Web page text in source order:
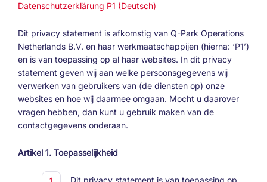
Datenschutzerklärung P1 (Deutsch)
Dit privacy statement is afkomstig van Q-Park Operations
Netherlands B.V. en haar werkmaatschappijen (hierna: ‘P1’)
en is van toepassing op al haar websites. In dit privacy
statement geven wij aan welke persoonsgegevens wij
verwerken van gebruikers van (de diensten op) onze
websites en hoe wij daarmee omgaan. Mocht u daarover
vragen hebben, dan kunt u gebruik maken van de
contactgegevens onderaan.
Artikel 1. Toepasselijkheid
Dit privacy statement is van toepassing op